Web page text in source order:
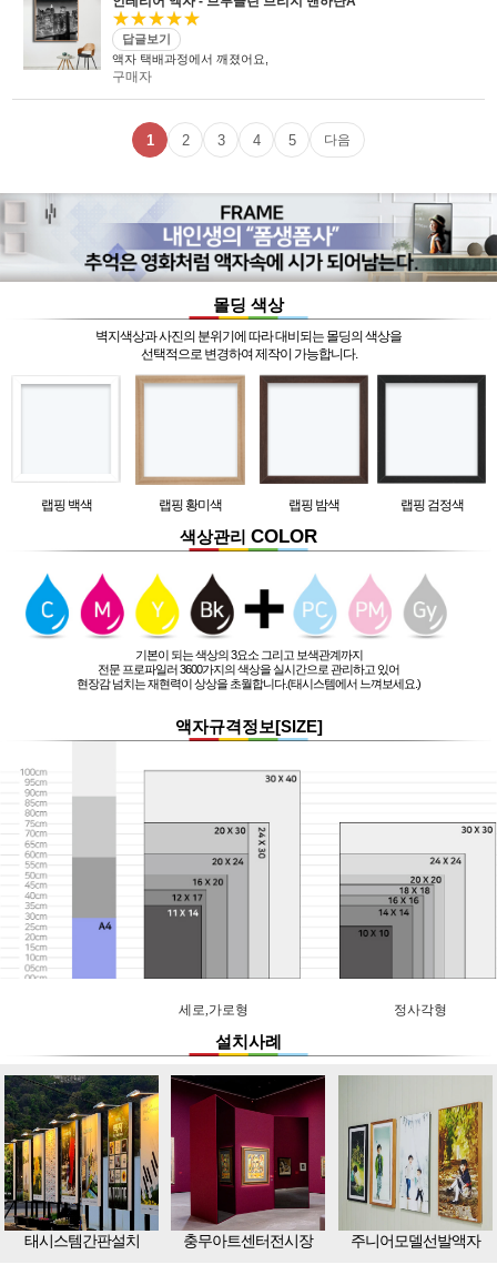
★★★★★
답글보기
액자 택배과정에서 깨졌어요,
구매자
1 2 3 4 5 다음
몰딩 색상
벽지색상과 사진의 분위기에 따라 대비되는 몰딩의 색상을
선택적으로 변경하여 제작이 가능합니다.
랩핑 백색 랩핑 황미색 랩핑 밤색 랩핑 검정색
색상관리 COLOR
기본이 되는 색상의 3요소 그리고 보색관계까지
전문 프로파일러 3600가지의 색상을 실시간으로 관리하고 있어
현장감 넘치는 재현력이 상상을 초월합니다.(태시스템에서 느껴보세요.)
액자규격정보[SIZE]
세로,가로형 정사각형
설치사례
태시스템간판설치 충무아트센터전시장 주니어모델선발액자